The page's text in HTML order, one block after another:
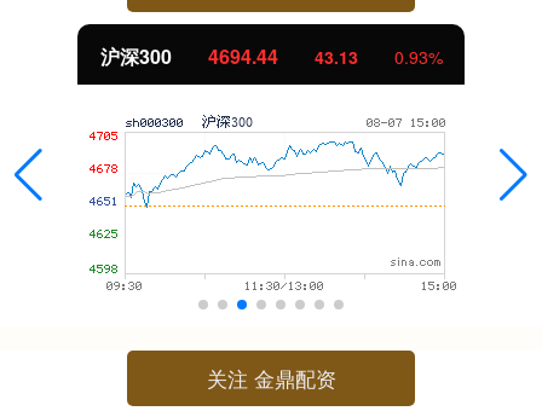
沪深300 4694.44 43.13 0.93%
关注 金鼎配资